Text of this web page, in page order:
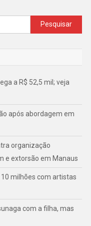
Pesquisar
por:
a R$ 52,5 mil; veja
após abordagem em
organização
e extorsão em Manaus
milhões com artistas
com a filha, mas